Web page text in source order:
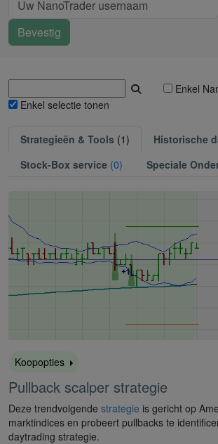
Enkel
Enkel selectie tonen
Strategieën & Tools (1) Historische
Stock-Box service (0) Speciale
Koopopties
Pullback scalper strategie
Deze trendvolgende strategie is gericht op
marktindices en probeert pullbacks te
daytrading strategie.